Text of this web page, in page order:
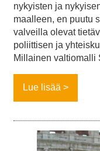
nykyisten ja
maalleen, en puutu
valveilla olevat
poliittisen ja
Millainen valtiomalli
Lue lisää